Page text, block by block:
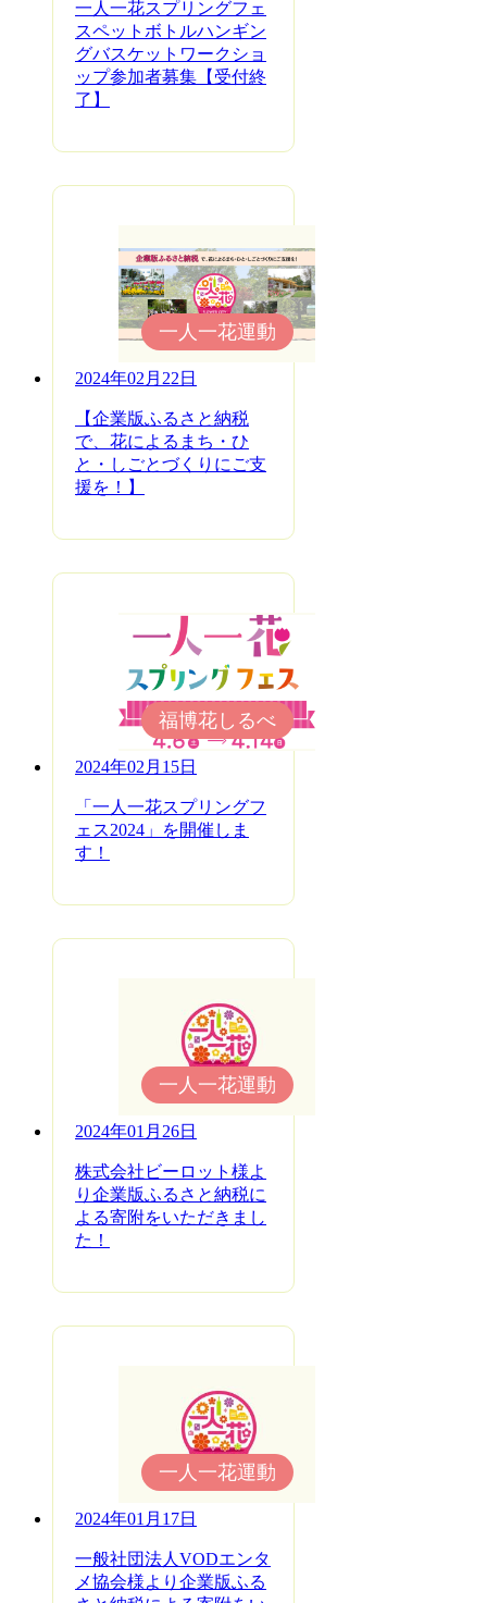
一人一花スプリングフェ
スペットボトルハンギン
グバスケットワークショ
ップ参加者募集【受付終
了】
2024年02月22日
【企業版ふるさと納税
で、花によるまち・ひ
と・しごとづくりにご支
援を！】
一人一花運動
2024年02月15日
「一人一花スプリングフ
ェス2024」を開催しま
す！
福博花しるべ
2024年01月26日
株式会社ビーロット様よ
り企業版ふるさと納税に
よる寄附をいただきまし
た！
一人一花運動
2024年01月17日
一般社団法人VODエンタ
メ協会様より企業版ふる
一人一花運動